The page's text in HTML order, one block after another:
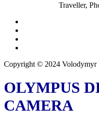
Traveller,
Copyright © 2024 Volodymyr
OLYMPUS
CAMERA